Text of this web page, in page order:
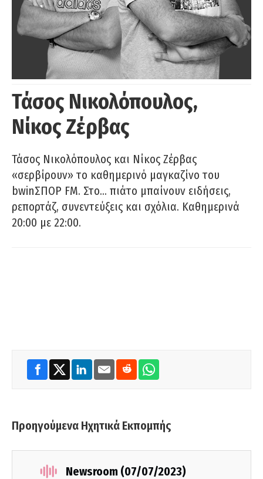
Τάσος Νικολόπουλος,
Νίκος Ζέρβας
Τάσος Νικολόπουλος και Νίκος Ζέρβας
«σερβίρουν» το καθημερινό μαγκαζίνο του
bwinΣΠΟΡ FM. Στο… πιάτο μπαίνουν ειδήσεις,
ρεπορτάζ, συνεντεύξεις και σχόλια. Καθημερινά
20:00 με 22:00.
Προηγούμενα Ηχητικά Εκπομπής
Newsroom (07/07/2023)